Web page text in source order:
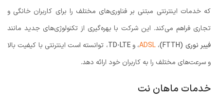
که خدمات اینترنتی مبتنی بر فناوری‌های مختلف را برای کاربران خانگی و
تجاری فراهم می‌کند. این شرکت با بهره‌گیری از تکنولوژی‌های جدید مانند
فیبر نوری (FTTH) ، ADSL، وTD-LTE، توانسته است اینترنتی با کیفیت بالا
و سرعت‌های مختلف را به کاربران خود ارائه دهد.
خدمات ماهان نت